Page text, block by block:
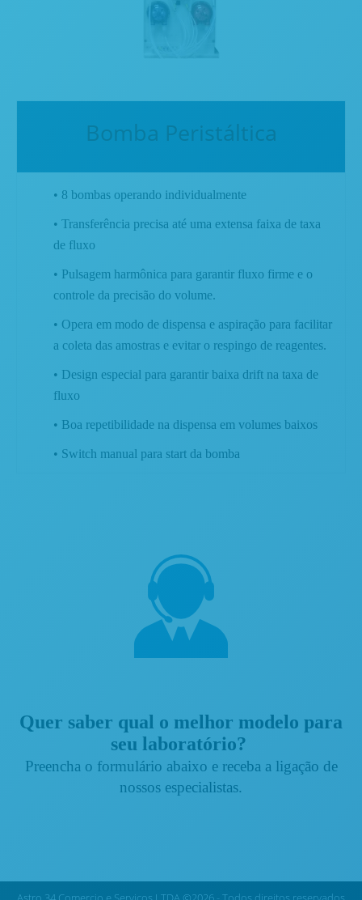
Bomba Peristáltica
• 8 bombas operando individualmente
• Transferência precisa até uma extensa faixa de taxa
de fluxo
• Pulsagem harmônica para garantir fluxo firme e o
controle da precisão do volume.
• Opera em modo de dispensa e aspiração para facilitar
a coleta das amostras e evitar o respingo de reagentes.
• Design especial para garantir baixa drift na taxa de
fluxo
• Boa repetibilidade na dispensa em volumes baixos
• Switch manual para start da bomba
Quer saber qual o melhor modelo para
seu laboratório?
Preencha o formulário abaixo e receba a ligação de
nossos especialistas.